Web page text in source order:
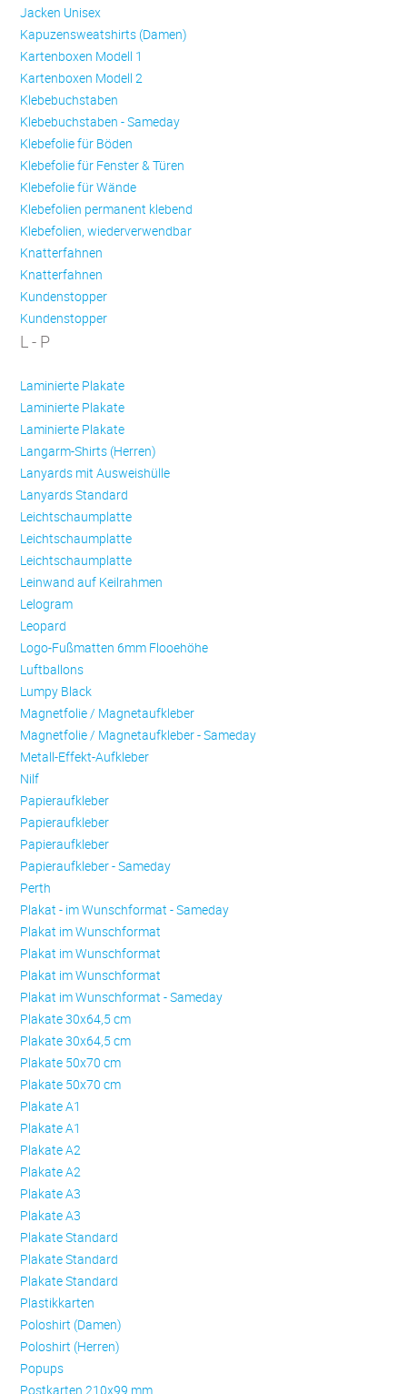
Jacken Unisex
Kapuzensweatshirts (Damen)
Kartenboxen Modell 1
Kartenboxen Modell 2
Klebebuchstaben
Klebebuchstaben - Sameday
Klebefolie für Böden
Klebefolie für Fenster & Türen
Klebefolie für Wände
Klebefolien permanent klebend
Klebefolien, wiederverwendbar
Knatterfahnen
Knatterfahnen
Kundenstopper
Kundenstopper
L - P
Laminierte Plakate
Laminierte Plakate
Laminierte Plakate
Langarm-Shirts (Herren)
Lanyards mit Ausweishülle
Lanyards Standard
Leichtschaumplatte
Leichtschaumplatte
Leichtschaumplatte
Leinwand auf Keilrahmen
Lelogram
Leopard
Logo-Fußmatten 6mm Flooehöhe
Luftballons
Lumpy Black
Magnetfolie / Magnetaufkleber
Magnetfolie / Magnetaufkleber - Sameday
Metall-Effekt-Aufkleber
Nilf
Papieraufkleber
Papieraufkleber
Papieraufkleber
Papieraufkleber - Sameday
Perth
Plakat - im Wunschformat - Sameday
Plakat im Wunschformat
Plakat im Wunschformat
Plakat im Wunschformat
Plakat im Wunschformat - Sameday
Plakate 30x64,5 cm
Plakate 30x64,5 cm
Plakate 50x70 cm
Plakate 50x70 cm
Plakate A1
Plakate A1
Plakate A2
Plakate A2
Plakate A3
Plakate A3
Plakate Standard
Plakate Standard
Plakate Standard
Plastikkarten
Poloshirt (Damen)
Poloshirt (Herren)
Popups
Postkarten 210x99 mm